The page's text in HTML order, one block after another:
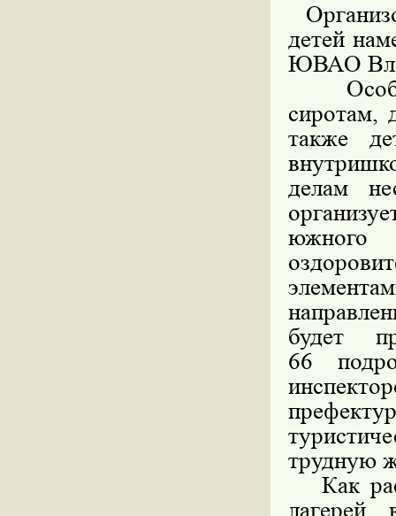
детей
ЮВАО
Особое
сиротам,
также
делам
южного
будет
66
трудную
Как